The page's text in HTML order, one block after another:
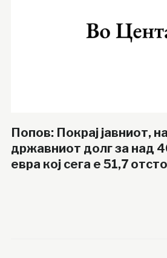
Попов: Покрај јавниот,
државниот долг за над
евра кој сега е 51,7